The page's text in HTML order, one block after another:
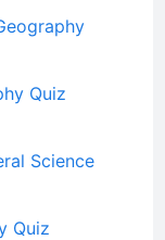
Geography
Quiz
Science
Quiz